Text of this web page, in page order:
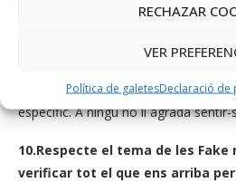
RECHAZAR
VER
Política de galetesDeclaració de
hem d’entendre que les marques
missatges mitjançant aquests
transparència, senyalitzant-ho al
específic. A ningúnoli agrada sentir-
10.Respecte el tema de les Fake
verificar tot el que ens arriba